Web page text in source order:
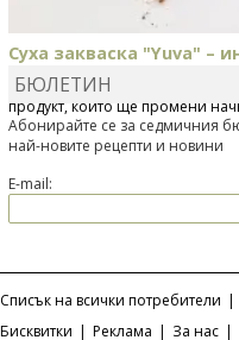
Суха закваска "Yuva" –
Отскоро Лесафр България
продукт, който ще промени
БЮЛЕТИН
Абонирайте се за седмичния
най-новите рецепти и новини
E-mail:
Списък на всички потребители |
Бисквитки | Реклама | За нас |